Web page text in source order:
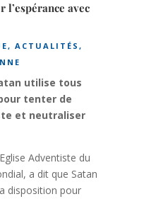
l’espérance avec
, ACTUALITÉS ,
utilise tous
tenter de
et neutraliser
Adventiste du
a dit que Satan
disposition pour